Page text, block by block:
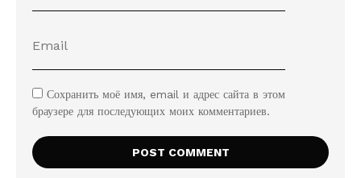
Сохранить моё имя, email и адрес сайта в этом
браузере для последующих моих комментариев.